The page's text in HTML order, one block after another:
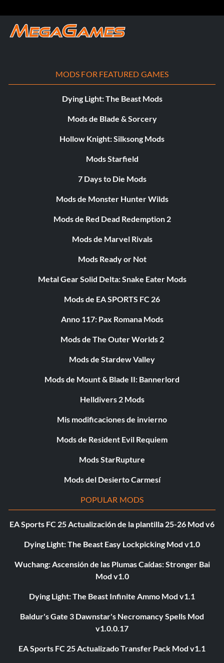
MODS FOR FEATURED GAMES
Dying Light: The Beast Mods
Mods de Blade & Sorcery
Hollow Knight: Silksong Mods
Mods Starfield
7 Days to Die Mods
Mods de Monster Hunter Wilds
Mods de Red Dead Redemption 2
Mods de Marvel Rivals
Mods Ready or Not
Metal Gear Solid Delta: Snake Eater Mods
Mods de EA SPORTS FC 26
Anno 117: Pax Romana Mods
Mods de The Outer Worlds 2
Mods de Stardew Valley
Mods de Mount & Blade II: Bannerlord
Helldivers 2 Mods
Mis modificaciones de invierno
Mods de Resident Evil Requiem
Mods StarRupture
Mods del Desierto Carmesí
POPULAR MODS
EA Sports FC 25 Actualización de la plantilla 25-26 Mod v6
Dying Light: The Beast Easy Lockpicking Mod v1.0
Wuchang: Ascensión de las Plumas Caídas: Stronger Bai
Mod v1.0
Dying Light: The Beast Infinite Ammo Mod v1.1
Baldur's Gate 3 Dawnstar's Necromancy Spells Mod
v1.0.0.17
EA Sports FC 25 Actualizado Transfer Pack Mod v1.1